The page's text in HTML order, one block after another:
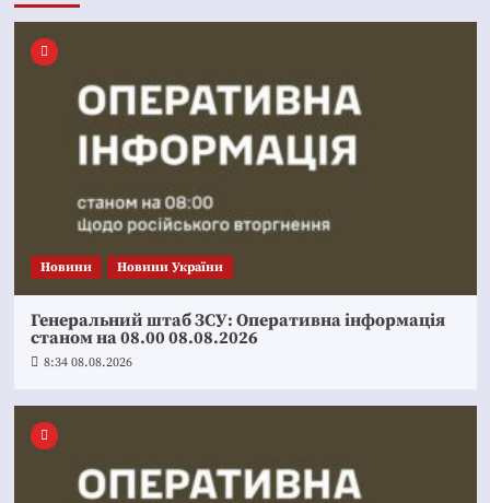
Новини Новини України
Генеральний штаб ЗСУ: Оперативна інформація
станом на 08.00 08.08.2026
8:34 08.08.2026